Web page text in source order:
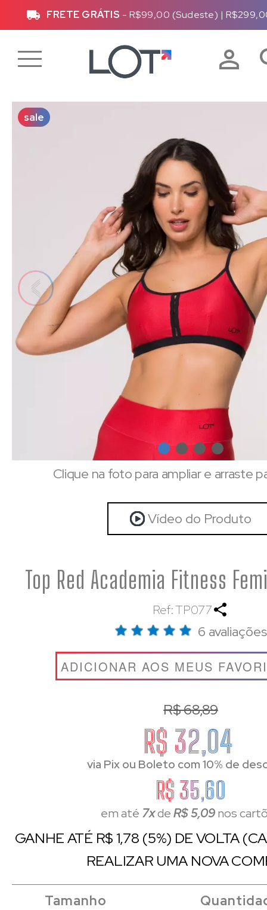
FRETE GRÁTIS - R$99,00 (Sudeste) |
sale
Clique na foto para ampliar e arraste
Vídeo do Produto
Top Red Academia Fitness
Ref: TP077
6 avaliações
ADICIONAR AOS MEUS
R$ 68,89
R$ 32,04
via Pix ou Boleto com 10% de
R$ 35,60
em até 7xdeR$ 5,09nos
GANHE ATÉ R$ 1,78 (5%) DE VOLTA
REALIZAR UMA NOVA
Tamanho